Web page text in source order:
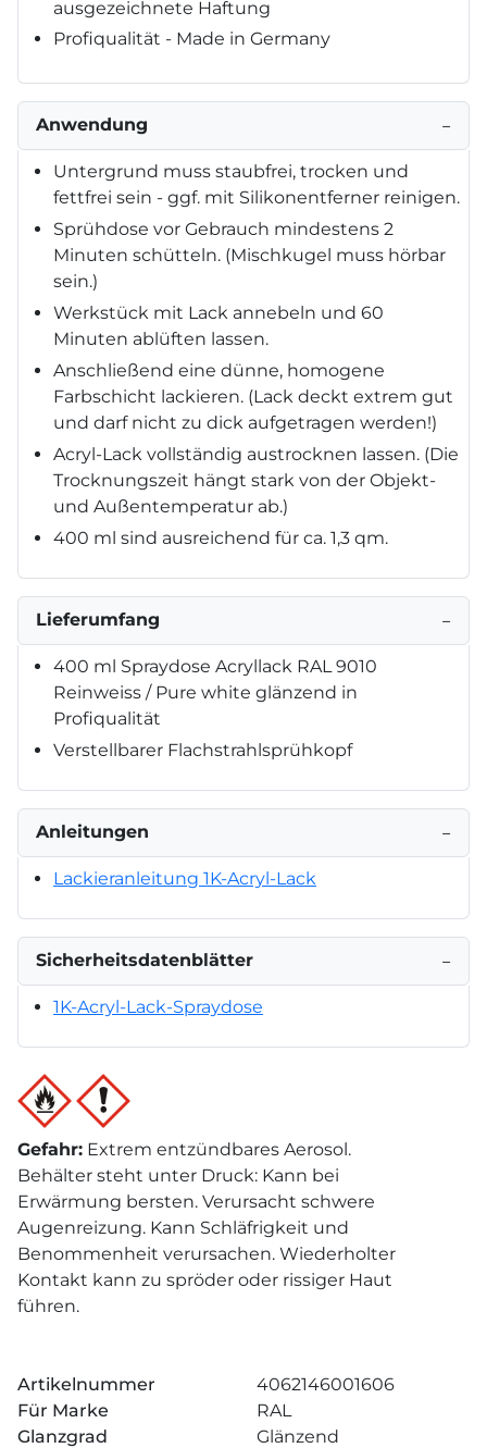
ausgezeichnete Haftung
Profiqualität - Made in Germany
Anwendung −
Untergrund muss staubfrei, trocken und
fettfrei sein - ggf. mit Silikonentferner reinigen.
Sprühdose vor Gebrauch mindestens 2
Minuten schütteln. (Mischkugel muss hörbar
sein.)
Werkstück mit Lack annebeln und 60
Minuten ablüften lassen.
Anschließend eine dünne, homogene
Farbschicht lackieren. (Lack deckt extrem gut
und darf nicht zu dick aufgetragen werden!)
Acryl-Lack vollständig austrocknen lassen. (Die
Trocknungszeit hängt stark von der Objekt-
und Außentemperatur ab.)
400 ml sind ausreichend für ca. 1,3 qm.
Lieferumfang −
400 ml Spraydose Acryllack RAL 9010
Reinweiss / Pure white glänzend in
Profiqualität
Verstellbarer Flachstrahlsprühkopf
Anleitungen −
Lackieranleitung 1K-Acryl-Lack
Sicherheitsdatenblätter −
1K-Acryl-Lack-Spraydose
Gefahr: Extrem entzündbares Aerosol.
Behälter steht unter Druck: Kann bei
Erwärmung bersten. Verursacht schwere
Augenreizung. Kann Schläfrigkeit und
Benommenheit verursachen. Wiederholter
Kontakt kann zu spröder oder rissiger Haut
führen.
Artikelnummer
4062146001606
Für Marke
RAL
Glanzgrad
Glänzend